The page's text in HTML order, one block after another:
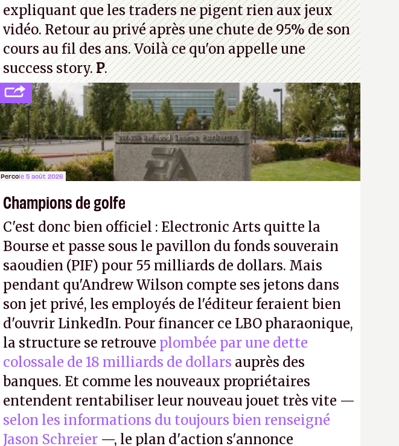
expliquant que les traders ne pigent rien aux jeux
vidéo. Retour au privé après une chute de 95% de son
cours au fil des ans. Voilà ce qu'on appelle une
success story.P.
Percole 5 août 2026
Champions de golfe
C'est donc bien officiel : Electronic Arts quitte la
Bourse et passe sous le pavillon du fonds souverain
saoudien (PIF) pour 55 milliards de dollars. Mais
pendant qu'Andrew Wilson compte ses jetons dans
son jet privé, les employés de l'éditeur feraient bien
d'ouvrir LinkedIn. Pour financer ce LBO pharaonique,
la structure se retrouve plombée par une dette
colossale de 18 milliards de dollars auprès des
banques. Et comme les nouveaux propriétaires
entendent rentabiliser leur nouveau jouet très vite —
selon les informations du toujours bien renseigné
Jason Schreier —, le plan d'action s'annonce